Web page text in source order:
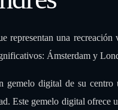
una recreación
gemelo digital de su